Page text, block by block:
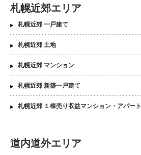
札幌近郊エリア
札幌近郊 一戸建て
札幌近郊 土地
札幌近郊 マンション
札幌近郊 新築一戸建て
札幌近郊 １棟売り収益マンション・アパート
道内道外エリア